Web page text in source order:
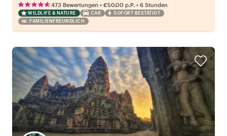
473 Bewertungen • €50.00 p.P. • 6 Stunden
WILDLIFE & NATURE CAR
SOFORT BESTÄTIGT
FAMILIENFREUNDLICH